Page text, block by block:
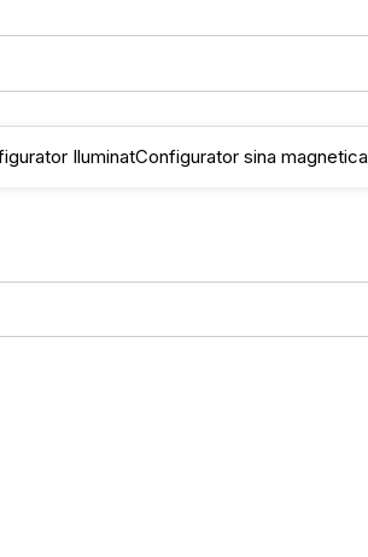
IluminatConfigurator sina magnetica